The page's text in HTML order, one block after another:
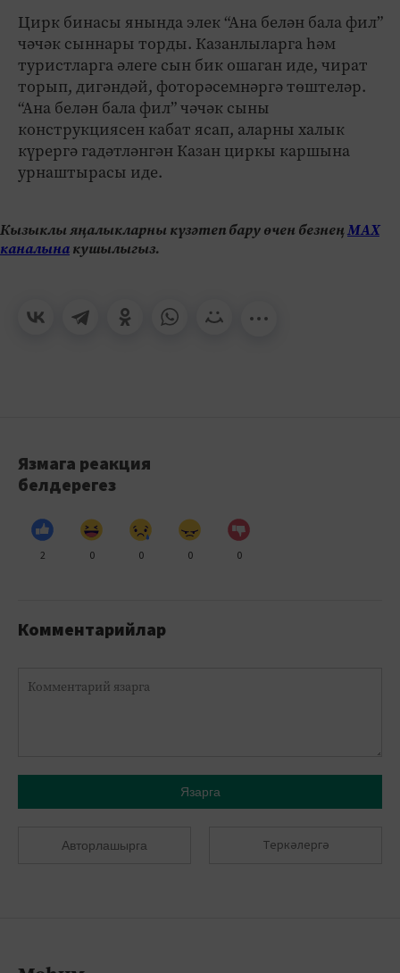
Цирк бинасы янында элек “Ана белән бала фил”
чәчәк сыннары торды. Казанлыларга һәм
туристларга әлеге сын бик ошаган иде, чират
торып, дигәндәй, фоторәсемнәргә төштеләр.
“Ана белән бала фил” чәчәк сыны
конструкциясен кабат ясап, аларны халык
күрергә гадәтләнгән Казан циркы каршына
урнаштырасы иде.
Кызыклы яңалыкларны күзәтеп бару өчен безнеңМАХ
каналынакушылыгыз.
Язмага реакция
белдерегез
2 0 0 0 0
Комментарийлар
Язарга
Авторлашырга Теркәлергә